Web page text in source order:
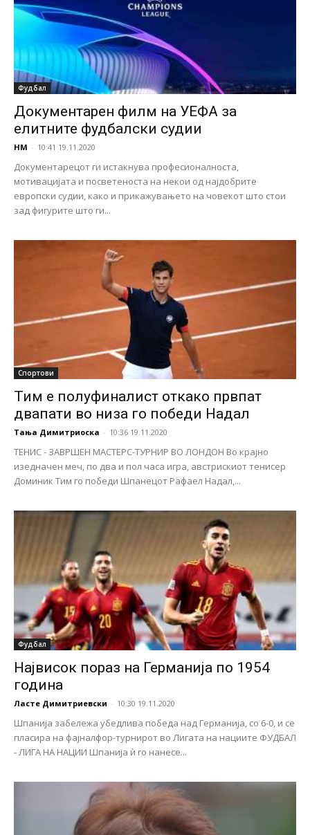
Фудбал
Документарен филм на УЕФА за
елитните фудбалски судии
НМ - 10:41 19.11.2020
Документарецот ги истакнува професионалноста,
мотивацијата и посветеноста на некои од најдобрите
европски судии, како и прикажувањето на човекот што стои
зад фигурите што ги...
Спортови
Тим е полуфиналист откако првпат
двапати во низа го победи Надал
Тања Димитриоска - 10:36 19.11.2020
ТЕНИС - ЗАВРШЕН МАСТЕРС-ТУРНИР ВО ЛОНДОН Во крајно
изедначен меч, по два и пол часа игра, австрискиот тенисер
Доминик Тим го победи Шпанецот Рафаел Надал,...
Фудбал
Највисок пораз на Германија по 1954
година
Ласте Димитриевски - 10:30 19.11.2020
Шпанија забележа убедлива победа над Германија, со 6-0, и се
пласира на фајналфор-турнирот во Лигата на нациите ФУДБАЛ
- ЛИГА НА НАЦИИ Шпанија ѝ го нанесе...